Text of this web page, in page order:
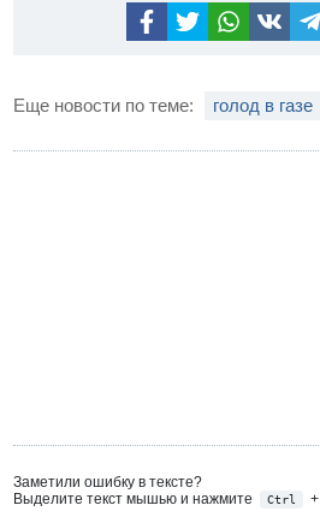
Еще новости по теме: голод в газе
Заметили ошибку в тексте?
Выделите текст мышью и нажмите
Ctrl +